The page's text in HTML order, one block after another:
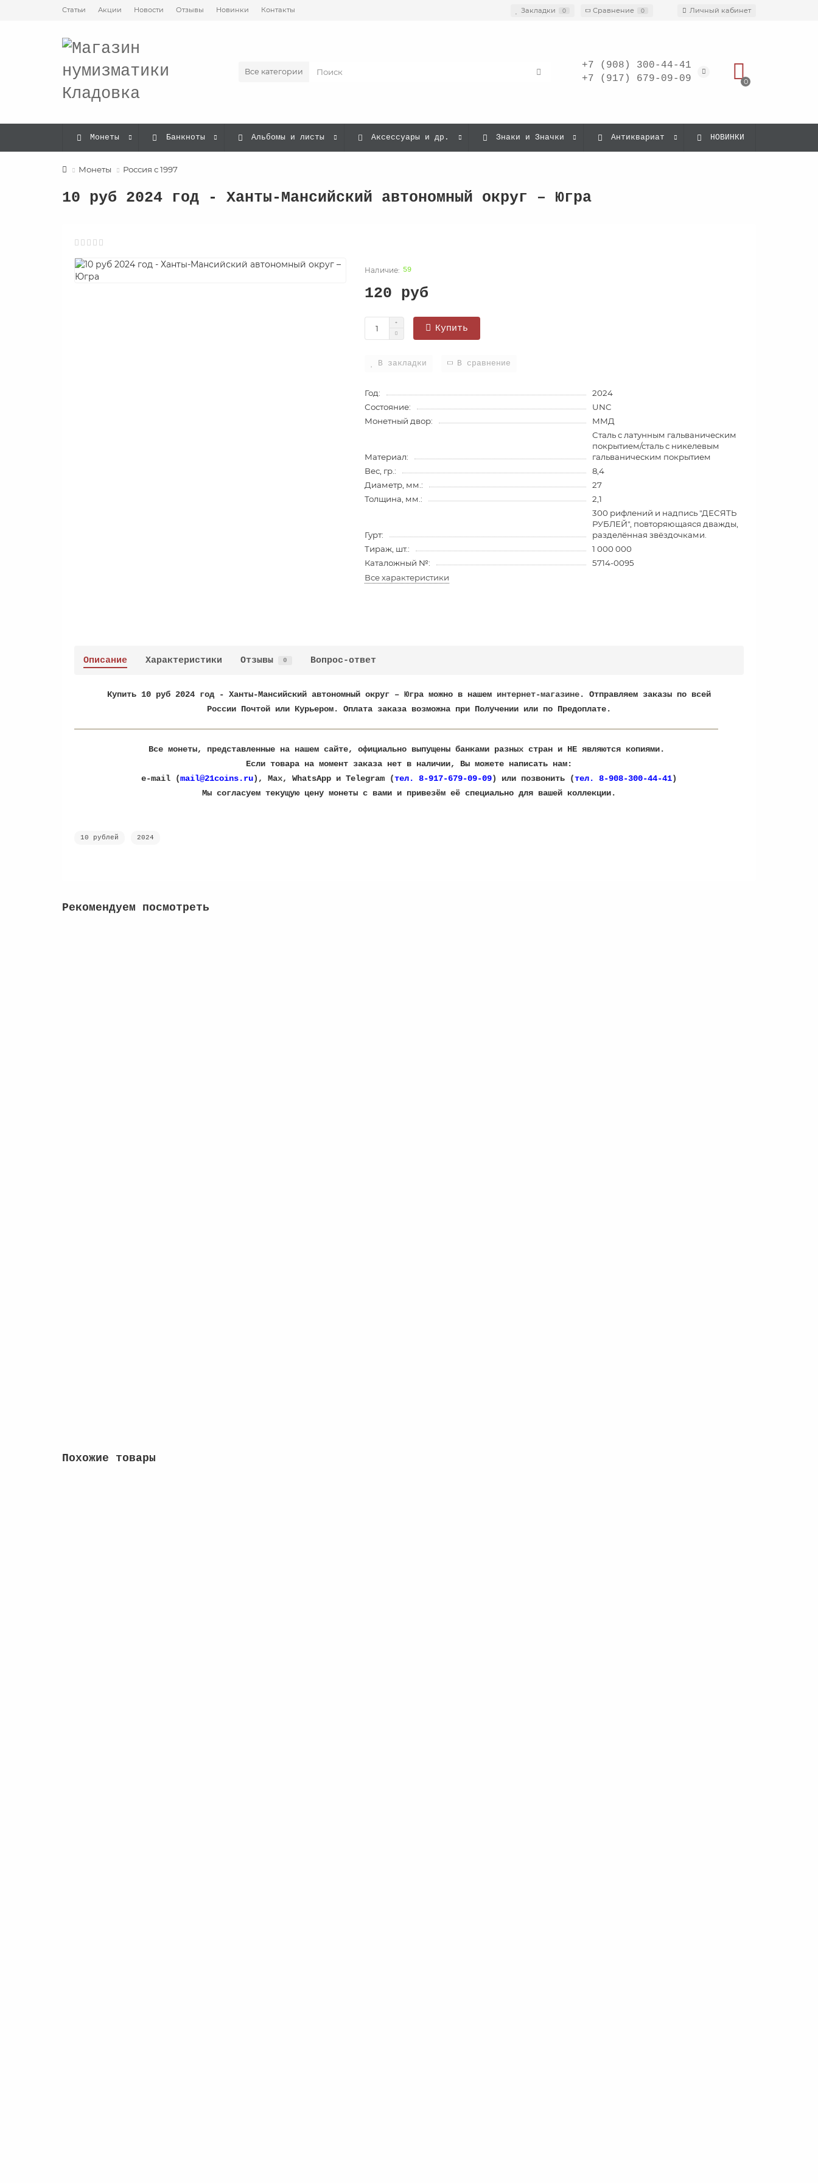
Статьи Акции Новости Отзывы Новинки Контакты Закладки 0 Сравнение 0 Личный кабинет
Все категории
+7 (908) 300-44-41
+7 (917) 679-09-09
0
Монеты Банкноты Альбомы и листы Аксессуары и др. Знаки и Значки Антиквариат НОВИНКИ
Монеты Россия с 1997
10 руб 2024 год - Ханты-Мансийский автономный округ – Югра
59
120 руб
Купить
В закладки В сравнение
Год:
2024
Состояние:
UNC
Монетный двор:
ММД
Материал:
Сталь с латунным гальваническим
покрытием/сталь с никелевым
гальваническим покрытием
Вес, гр.:
8,4
Диаметр, мм.:
27
Толщина, мм.:
2,1
Гурт:
300 рифлений и надпись "ДЕСЯТЬ
РУБЛЕЙ", повторяющаяся дважды,
разделённая звёздочками.
Тираж, шт.:
1 000 000
Каталожный №:
5714-0095
Все характеристики
Описание Характеристики Отзывы 0 Вопрос-ответ
Купить 10 руб 2024 год - Ханты-Мансийский автономный округ – Югра можно в нашем интернет-магазине. Отправляем заказы по всей
России Почтой или Курьером. Оплата заказа возможна при Получении или по Предоплате.
Все монеты, представленные на нашем сайте, официально выпущены банками разных стран и НЕ являются копиями.
Если товара на момент заказа нет в наличии, Вы можете написать нам:
e-mail (mail@21coins.ru), Max, WhatsApp и Telegram (тел. 8-917-679-09-09) или позвонить (тел. 8-908-300-44-41)
​Мы согласуем текущую цену монеты с вами и привезём её специально для вашей коллекции.
10 рублей 2024
Рекомендуем посмотреть
Похожие товары